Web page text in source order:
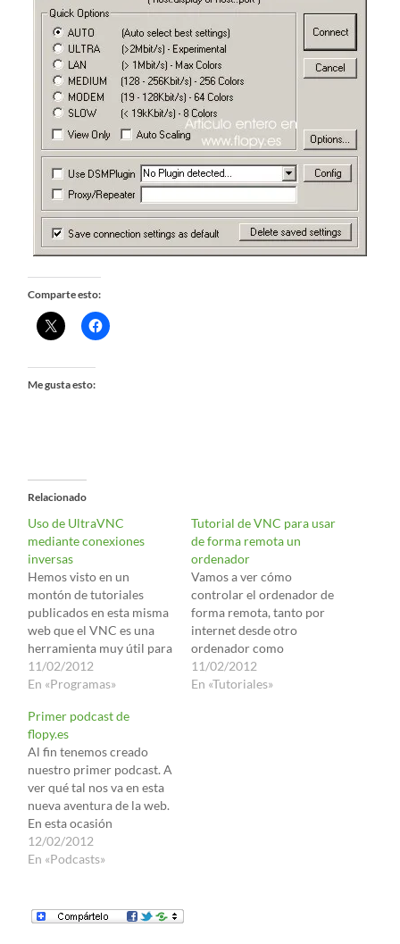
Comparte esto:
Me gusta esto:
Relacionado
Uso de UltraVNC
mediante conexiones
inversas
Hemos visto en un
montón de tutoriales
publicados en esta misma
web que el VNC es una
herramienta muy útil para
poder controlar un
ordenador a distancia. De
un problema si se quiere
usar para, por ejemplo,
arreglar el ordenador de
un amigo. Imaginaos la
situación:…
11/02/2012
En «Programas»
Tutorial de VNC para usar
de forma remota un
ordenador
Vamos a ver cómo
controlar el ordenador de
forma remota, tanto por
internet desde otro
ordenador como
mediante una PDA,
gracias a un excelente
11/02/2012
En «Tutoriales»
Primer podcast de
flopy.es
Al fin tenemos creado
nuestro primer podcast. A
ver qué tal nos va en esta
nueva aventura de la web.
En esta ocasión
trataremos los siguientes
temas: - Presentación e
y ventajas de cambiarse
12/02/2012
En «Podcasts»